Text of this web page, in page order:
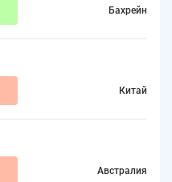
Бахрейн
Китай
Австралия